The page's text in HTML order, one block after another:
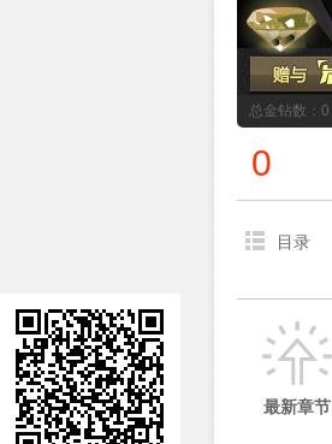
总金钻数：0
0
目录
最新章节